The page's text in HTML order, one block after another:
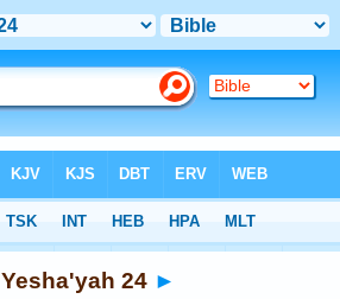
Yesha'yah 24 ►